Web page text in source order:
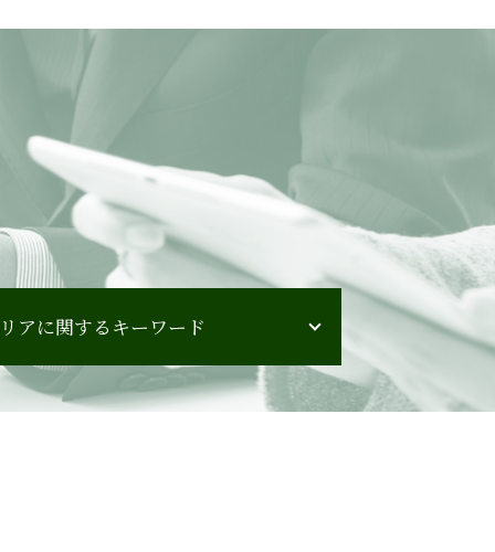
アに関するキーワード
秋田県 会計監査